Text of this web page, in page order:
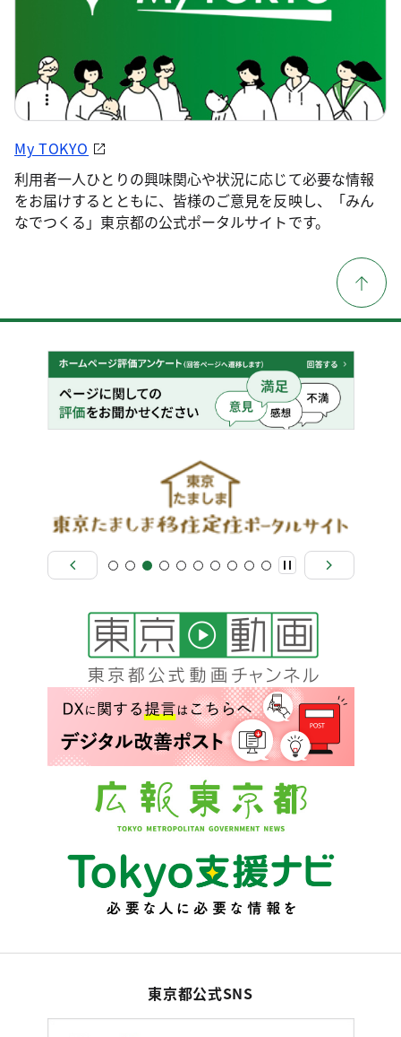
My TOKYO
利用者一人ひとりの興味関心や状況に応じて必要な情報
をお届けするとともに、皆様のご意見を反映し、「みん
なでつくる」東京都の公式ポータルサイトです。
東京都公式SNS